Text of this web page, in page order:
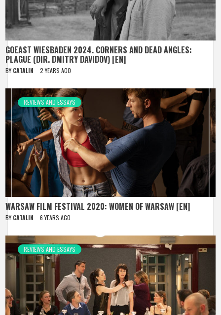
GOEAST WIESBADEN 2024. CORNERS AND DEAD ANGLES:
PLAGUE (DIR. DMITRY DAVIDOV) [EN]
BY CATALIN 2 YEARS AGO
REVIEWS AND ESSAYS
WARSAW FILM FESTIVAL 2020: WOMEN OF WARSAW [EN]
BY CATALIN 6 YEARS AGO
REVIEWS AND ESSAYS